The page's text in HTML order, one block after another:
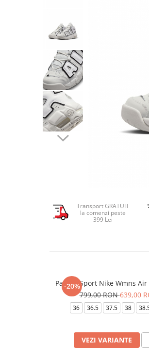
Pantaloni scurti Copii
Ingrijire incaltaminte
Transport GRATUIT
la comenzi peste
399 Lei
-20%
Pantofi Sport Nike Wmns
799,00 RON639,00
36 36.5 37.5 38
VEZI VARIANTE